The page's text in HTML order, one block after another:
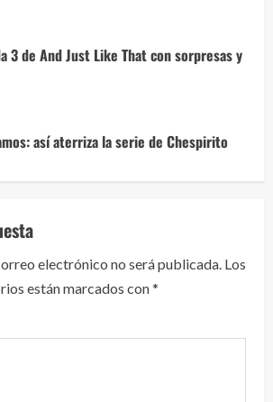
3 de And Just Like That con sorpresas y
así aterriza la serie de Chespirito
electrónico no será publicada. Los
están marcados con*